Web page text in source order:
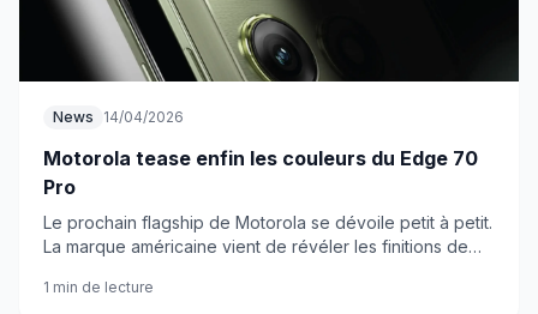
News 14/04/2026
Motorola tease enfin les couleurs du Edge 70
Pro
Le prochain flagship de Motorola se dévoile petit à petit.
La marque américaine vient de révéler les finitions de
1 min de lecture